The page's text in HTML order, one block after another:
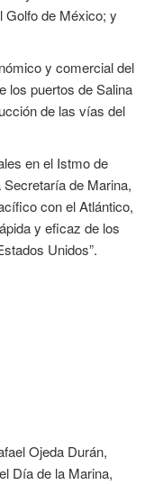
Golfo de México; y
y comercial del
los puertos de Salina
de las vías del
en el Istmo de
de Marina,
con el Atlántico,
y eficaz de los
Unidos”.
Ojeda Durán,
Día de la Marina,